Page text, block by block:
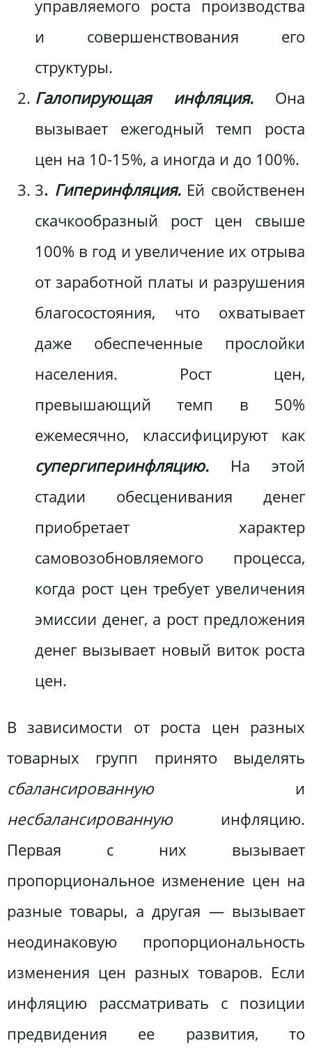
управляемого роста производства
и совершенствования его
структуры.
Галопирующая инфляция. Она
вызывает ежегодный темп роста
цен на 10-15%, а иногда и до 100%.
3. Гиперинфляция. Ей свойственен
скачкообразный рост цен свыше
100% в год и увеличение их отрыва
от заработной платы и разрушения
благосостояния, что охватывает
даже обеспеченные прослойки
населения. Рост цен,
превышающий темп в 50%
ежемесячно, классифицируют как
супергиперинфляцию. На этой
стадии обесценивания денег
приобретает характер
самовозобновляемого процесса,
когда рост цен требует увеличения
эмиссии денег, а рост предложения
денег вызывает новый виток роста
цен.
В зависимости от роста цен разных
товарных групп принято выделять
сбалансированную и
несбалансированную инфляцию.
Первая с них вызывает
пропорциональное изменение цен на
разные товары, а другая — вызывает
неодинаковую пропорциональность
изменения цен разных товаров. Если
инфляцию рассматривать с позиции
предвидения ее развития, то